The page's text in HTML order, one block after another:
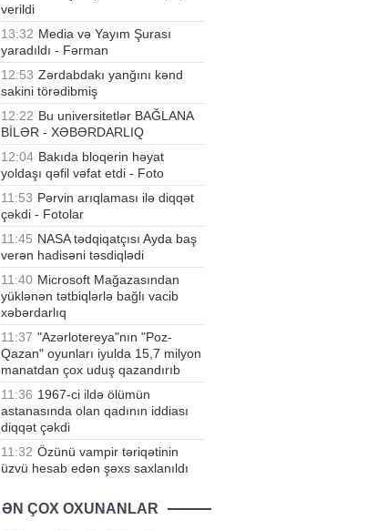
verildi
13:32 Media və Yayım Şurası
yaradıldı - Fərman
12:53 Zərdabdakı yanğını kənd
sakini törədibmiş
12:22 Bu universitetlər BAĞLANA
BİLƏR - XƏBƏRDARLIQ
12:04 Bakıda bloqerin həyat
yoldaşı qəfil vəfat etdi - Foto
11:53 Pərvin arıqlaması ilə diqqət
çəkdi - Fotolar
11:45 NASA tədqiqatçısı Ayda baş
verən hadisəni təsdiqlədi
11:40 Microsoft Mağazasından
yüklənən tətbiqlərlə bağlı vacib
xəbərdarlıq
11:37 "Azərlotereya"nın "Poz-
Qazan" oyunları iyulda 15,7 milyon
manatdan çox uduş qazandırıb
11:36 1967-ci ildə ölümün
astanasında olan qadının iddiası
diqqət çəkdi
11:32 Özünü vampir təriqətinin
üzvü hesab edən şəxs saxlanıldı
ƏN ÇOX OXUNANLAR